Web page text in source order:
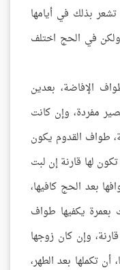
بذلك في أيامها
ولكن في الحج اختلف
الإفاضة، بعدين
مفردة، وإن كانت
طواف القدوم يكون
لها قارنة إن لبت
بعد الحج كافيها،
بعمرة يكفيها طواف
وإن كان زوجها
أن تكملها بعد الطهر،